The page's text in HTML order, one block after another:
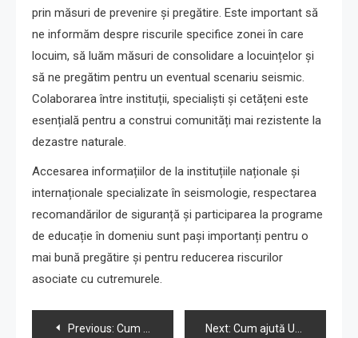
prin măsuri de prevenire și pregătire. Este important să
ne informăm despre riscurile specifice zonei în care
locuim, să luăm măsuri de consolidare a locuințelor și
să ne pregătim pentru un eventual scenariu seismic.
Colaborarea între instituții, specialiști și cetățeni este
esențială pentru a construi comunități mai rezistente la
dezastre naturale.
Accesarea informațiilor de la instituțiile naționale și
internaționale specializate în seismologie, respectarea
recomandărilor de siguranță și participarea la programe
de educație în domeniu sunt pași importanți pentru o
mai bună pregătire și pentru reducerea riscurilor
asociate cu cutremurele.
Navigare
Previous: Cum sunt organizate simulările de cutremur în școlile europene Next: Cum ajută Uniunea Europeană la implementarea educației seismice